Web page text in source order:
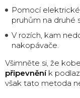
Pomocí
pruhům na druhé
V rozích, kam
nakopávače.
Všimněte si, že
připevnění k
však tato metoda